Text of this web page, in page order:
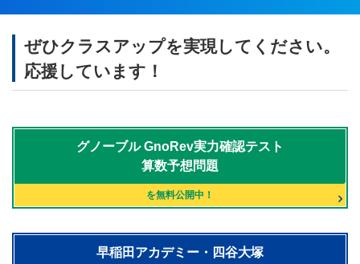
ぜひクラスアップを実現してください。
応援しています！
グノーブルGnoRev実力確認テスト
算数予想問題
を無料公開中！
早稲田アカデミー・四谷大塚